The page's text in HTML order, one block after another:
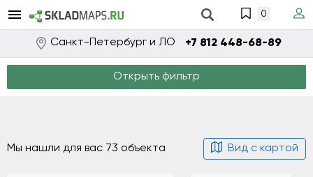
0
Санкт-Петербург и ЛО +7 812 448-68-89
Открыть фильтр
Мы нашли для вас 73 объекта Вид с картой